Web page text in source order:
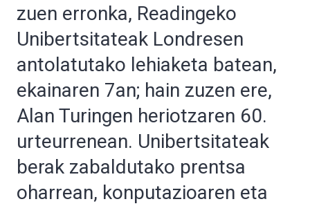
zuen erronka, Readingeko
Unibertsitateak Londresen
antolatutako lehiaketa batean,
ekainaren 7an; hain zuzen ere,
Alan Turingen heriotzaren 60.
urteurrenean. Unibertsitateak
berak zabaldutako prentsa
oharrean, konputazioaren eta